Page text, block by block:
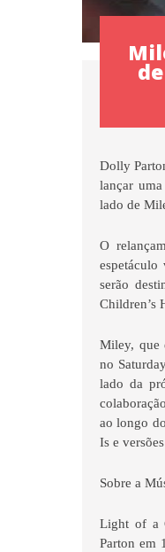
Dolly
lançar
lado de
O
espetáculo
serão
Children’s
Miley, que
no
lado da
ao longo
Is e
Sobre a
Light of a
Parton em